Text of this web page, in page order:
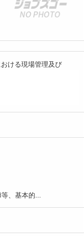
ける現場管理及び
、基本的...